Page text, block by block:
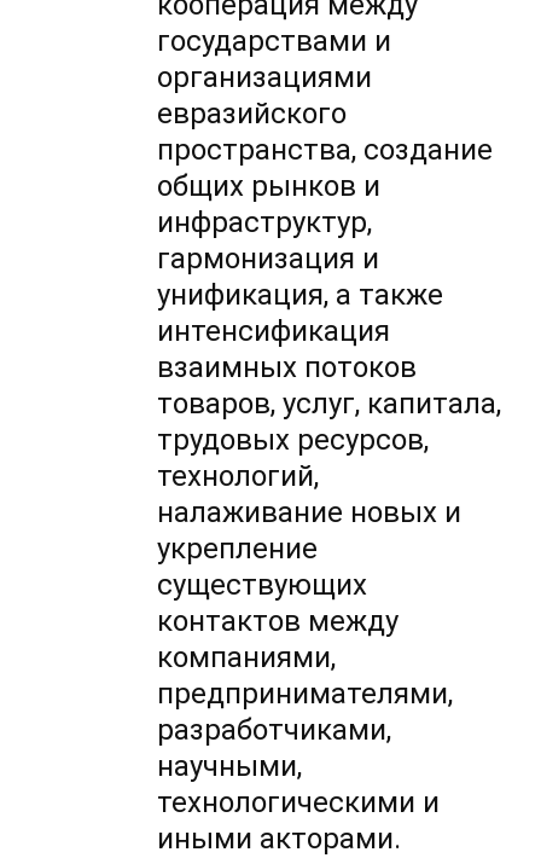
государствами и
организациями
евразийского
пространства, создание
общих рынков и
инфраструктур,
гармонизация и
унификация, а также
интенсификация
взаимных потоков
товаров, услуг, капитала,
трудовых ресурсов,
технологий,
налаживание новых и
укрепление
существующих
контактов между
компаниями,
предпринимателями,
разработчиками,
научными,
технологическими и
иными акторами.